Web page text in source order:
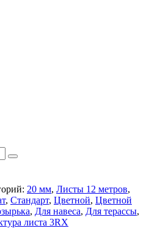
20 мм, Листы 12 метров,
, Стандарт, Цветной, Цветной
, Для навеса, Для терассы,
листа 3RX